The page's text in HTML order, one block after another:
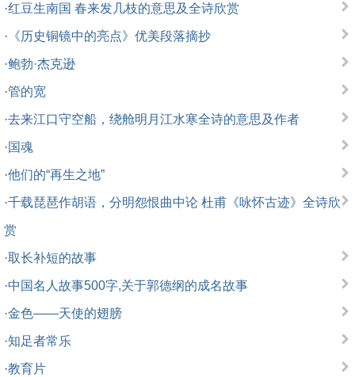
·红豆生南国 春来发几枝的意思及全诗欣赏
· 《历史铜镜中的亮点》优美段落摘抄
·鲍勃·杰克逊
·管的宽
·去来江口守空船，绕舱明月江水寒全诗的意思及作者
·国魂
·他们的“再生之地”
·千载琵琶作胡语，分明怨恨曲中论 杜甫《咏怀古迹》全诗欣
赏
·取长补短的故事
·中国名人故事500字,关于郭德纲的成名故事
·金色——天使的翅膀
·知足者常乐
·教育片